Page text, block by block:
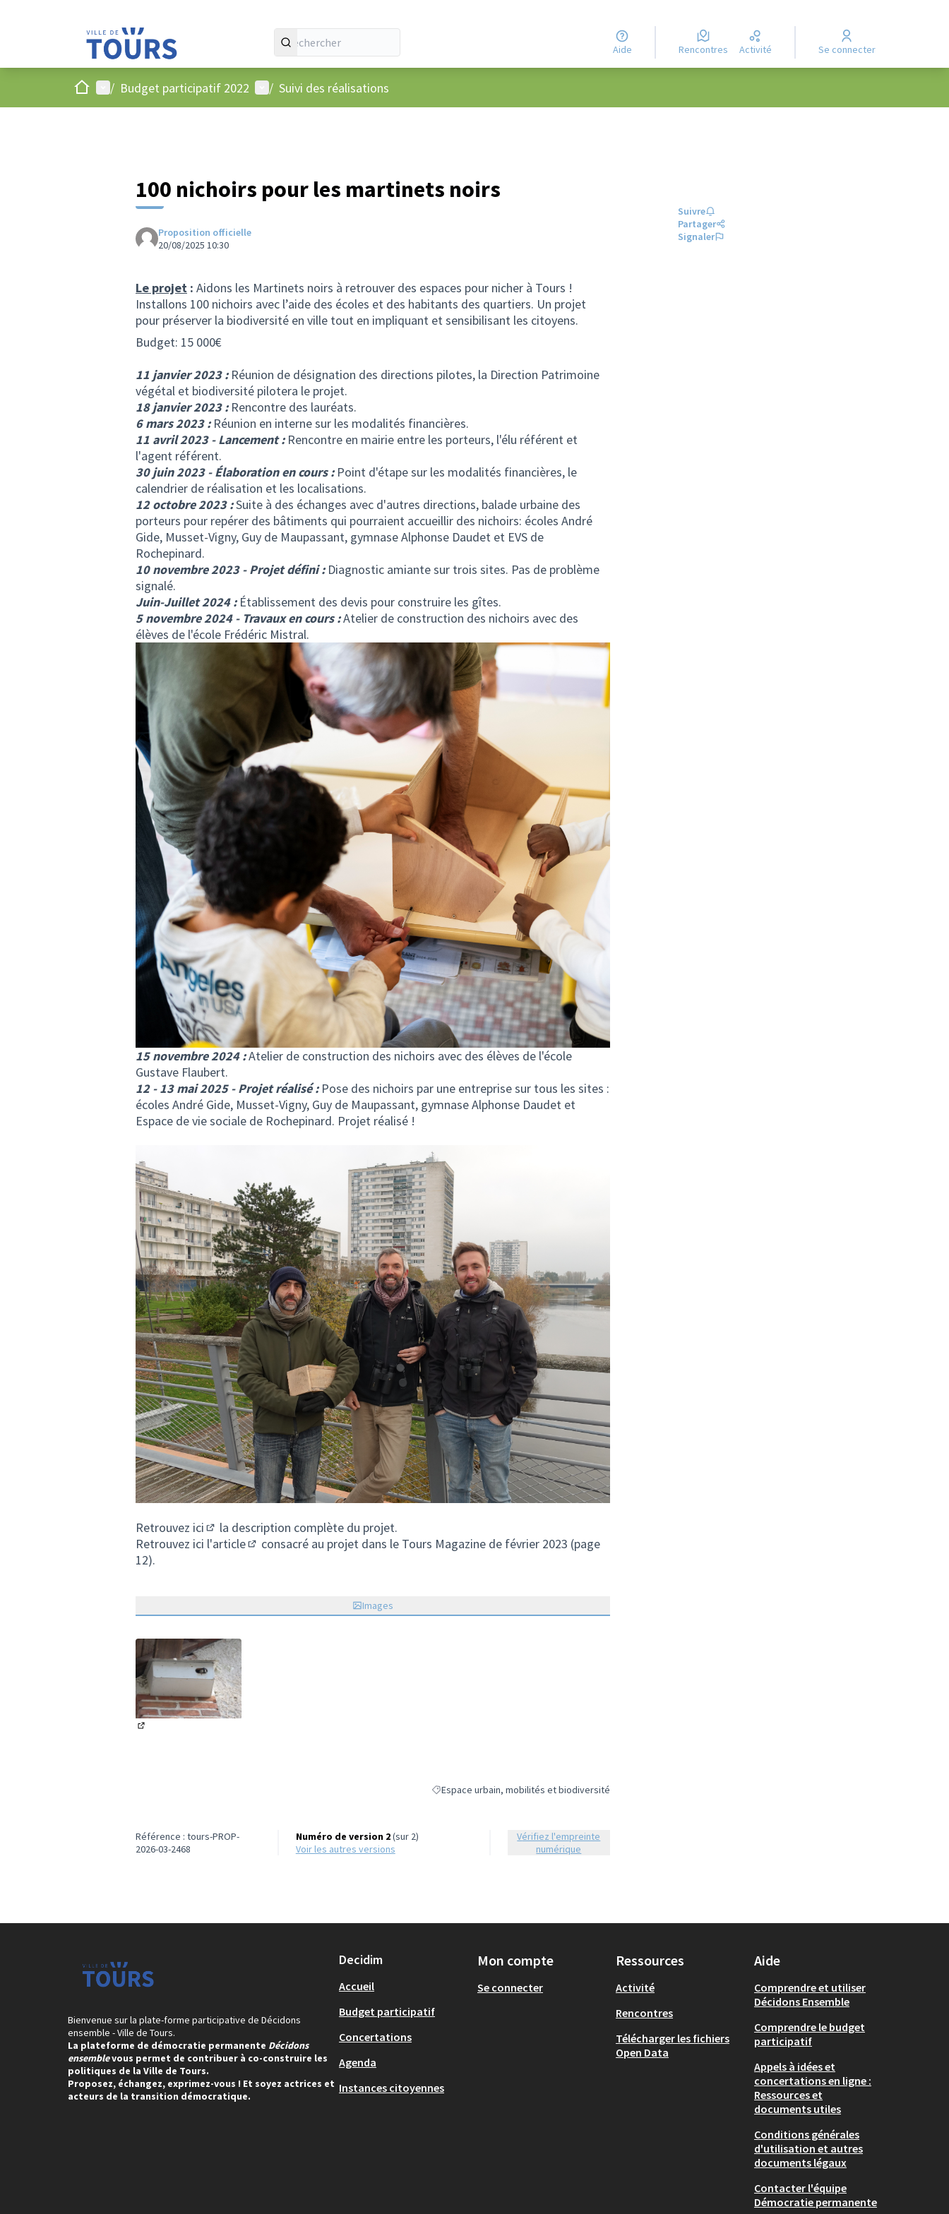
Aide Rencontres Activité Se connecter
AccueilMenu principal
/ Budget participatif 2022 Menu utilisateur
/ Suivi des réalisations
100 nichoirs pour les martinets noirs
Proposition officielle
20/08/2025 10:30
Le projet : Aidons les Martinets noirs à retrouver des espaces pour nicher à Tours !
Installons 100 nichoirs avec l’aide des écoles et des habitants des quartiers. Un projet
pour préserver la biodiversité en ville tout en impliquant et sensibilisant les citoyens.
Budget: 15 000€
11 janvier 2023 : Réunion de désignation des directions pilotes, la Direction Patrimoine
végétal et biodiversité pilotera le projet.
18 janvier 2023 :Rencontre des lauréats.
6 mars 2023 :Réunion en interne sur les modalités financières.
11 avril 2023 - Lancement :Rencontre en mairie entre les porteurs, l'élu référent et
l'agent référent.
30 juin 2023 - Élaboration en cours :Point d'étape sur les modalités financières, le
calendrier de réalisation et les localisations.
12 octobre 2023 :Suite à des échanges avec d'autres directions, balade urbaine des
porteurs pour repérer des bâtiments qui pourraient accueillir des nichoirs: écoles André
Gide, Musset-Vigny, Guy de Maupassant, gymnase Alphonse Daudet et EVS de
Rochepinard.
10 novembre 2023 - Projet défini :Diagnostic amiante sur trois sites. Pas de problème
signalé.
Juin-Juillet 2024 :Établissement des devis pour construire les gîtes.
5 novembre 2024 - Travaux en cours :Atelier de construction des nichoirs avec des
élèves de l'école Frédéric Mistral.
15 novembre 2024 :Atelier de construction des nichoirs avec des élèves de l'école
Gustave Flaubert.
12 - 13 mai 2025 - Projet réalisé :Pose des nichoirs par une entreprise sur tous les sites :
écoles André Gide, Musset-Vigny, Guy de Maupassant, gymnase Alphonse Daudet et
Espace de vie sociale de Rochepinard. Projet réalisé !
Retrouvez ici
(S'ouvre dans un nouvel onglet)
la description complète du projet.
Retrouvez ici l'article
consacré au projet dans le Tours Magazine de février 2023 (page
12).
Images
Filtrer les résultats de la catégorie : Espace urbain, mobilités et biodiversité
Espace urbain, mobilités et biodiversité
Suivre
Partager
Signaler
Référence : tours-PROP-
2026-03-2468
Numéro de version 2(sur 2)
voir les autres versions
Vérifiez l'empreinte
numérique
Bienvenue sur la plate-forme participative de Décidons
ensemble - Ville de Tours.
La plateforme de démocratie permanente Décidons
ensemblevous permet de contribuer à co-construire les
politiques de la Ville de Tours.
Proposez, échangez, exprimez-vous ! Et soyez actrices et
acteurs de la transition démocratique.
Decidim
Accueil
Budget participatif
Concertations
Agenda
Instances citoyennes
Mon compte
Se connecter
Ressources
Activité
Rencontres
Télécharger les fichiers
Open Data
Aide
Comprendre et utiliser
Décidons Ensemble
Comprendre le budget
participatif
Appels à idées et
concertations en ligne :
Ressources et
documents utiles
Conditions générales
d'utilisation et autres
documents légaux
Contacter l'équipe
Démocratie permanente